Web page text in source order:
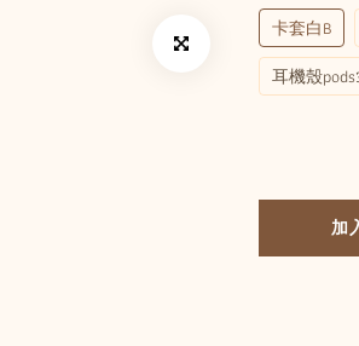
卡套白B
耳機殼
加